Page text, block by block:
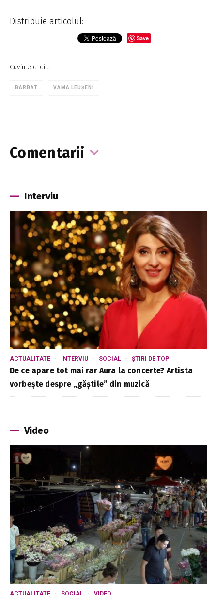
Distribuie articolul:
Save
Cuvinte cheie:
BARBAT VAMA LEUȘENI
Comentarii
Interviu
ACTUALITATE INTERVIU SOCIAL ȘTIRI DE TOP
De ce apare tot mai rar Aura la concerte? Artista
vorbește despre „găștile” din muzică
Video
ACTUALITATE SOCIAL VIDEO